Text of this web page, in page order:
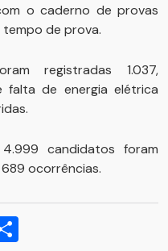
o caderno de provas
de prova.
registradas 1.037,
falta de energia elétrica
candidatos foram
ocorrências.